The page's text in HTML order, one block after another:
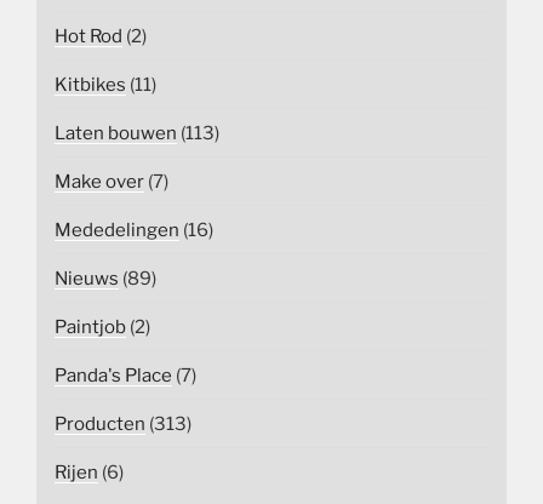
Hot Rod (2)
Kitbikes (11)
Laten bouwen (113)
Make over (7)
Mededelingen (16)
Nieuws (89)
Paintjob (2)
Panda's Place (7)
Producten (313)
Rijen (6)